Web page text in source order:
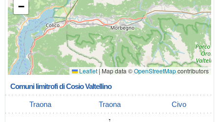
−
Leaflet | Map data ©OpenStreetMapcontributors
Comuni limitrofi di Cosio Valtellino
Traona Traona Civo